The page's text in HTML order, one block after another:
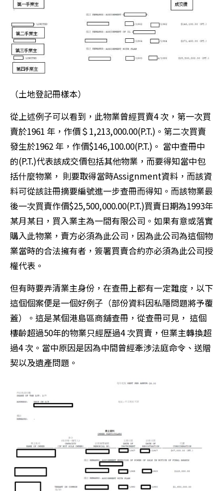
（土地登記冊樣本）
從上述例子可以看到，此物業曾經買賣4 次，第一次買
賣於1961 年，作價＄1,213,000.00(P.T.)。第二次買賣
發生於1962 年，作價$146,100.00(P.T.)。 當中查冊中
的(P.T.)代表該成交價包括其他物業，而要得知當中包
括什麼物業， 則要取得當時Assignment資料，而該資
料可從該註冊摘要編號進一步查冊而得知。而該物業最
後一次買賣作價$25,500,000.00(P.T.)買賣日期為1993年
某月某日，買入業主為一間有限公司。如果有意或落實
購入此物業，賣方必須為此公司，因為此公司為這個物
業當時的合法擁有者，簽署買賣合約亦必須為此公司授
權代表。
但有時要弄清業主身份，在查冊上都有一定難度，以下
這個個案便是一個好例子（部份資料因私隱問題將予覆
蓋）。這是某個港島區商舖查冊，從查冊可見， 這個
樓齡超過50年的物業只經歷過4 次買賣，但業主轉換超
過4 次。當中原因是因為中間曾經牽涉法庭命令、送贈
契以及遺產問題。